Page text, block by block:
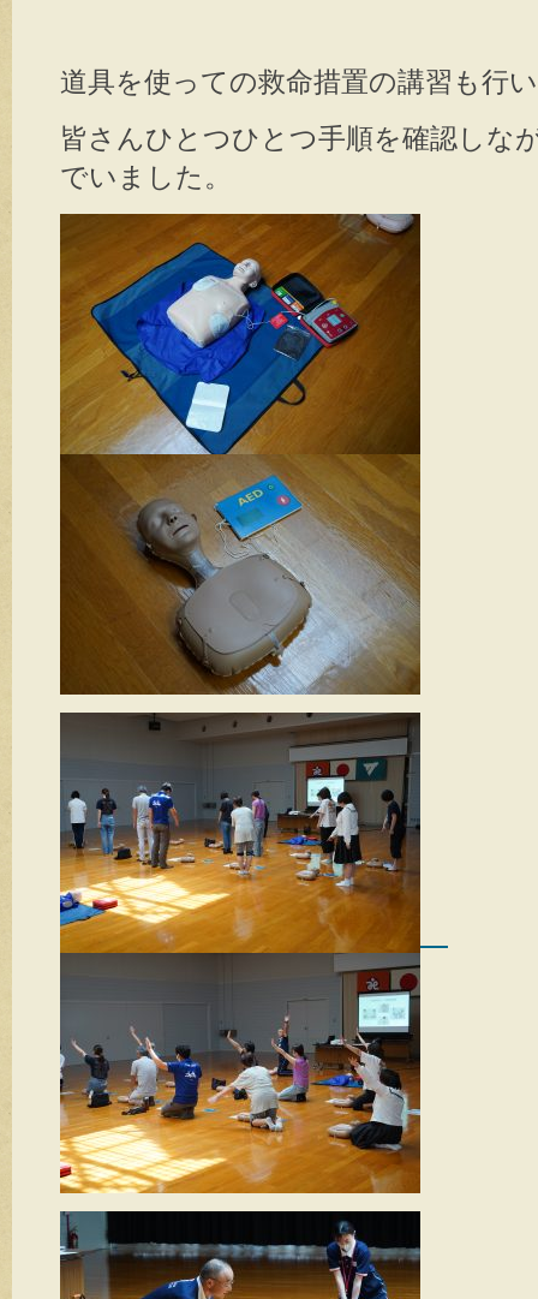
道具を使っての救命措置の講習も行
皆さんひとつひとつ手順を確認しな
でいました。